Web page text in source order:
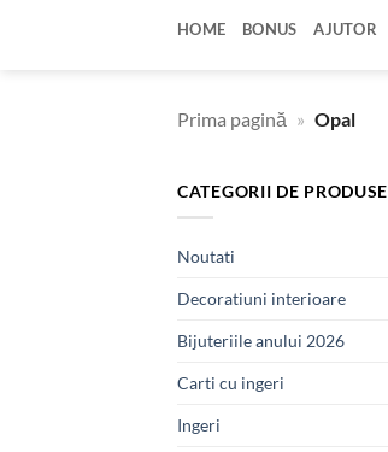
HOME BONUS AJUTOR
Prima pagină » Opal
CATEGORII DE PRODUSE
Noutati
Decoratiuni interioare
Bijuteriile anului 2026
Carti cu ingeri
Ingeri